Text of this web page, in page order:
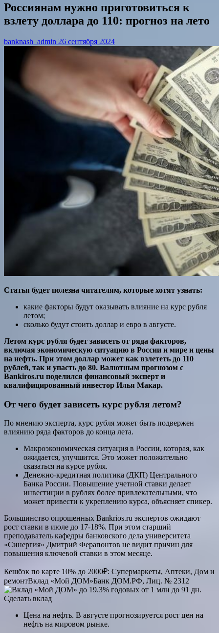
Россиянам нужно приготовиться к
взлету доллара до 110: прогноз на лето
banknash_admin 26 сентября 2024
Статья будет полезна читателям, которые хотят узнать:
какие факторы будут оказывать влияние на курс рубля
летом;
сколько будут стоить доллар и евро в августе.
Летом курс рубля будет зависеть от ряда факторов,
включая экономическую ситуацию в России и мире и цены
на нефть. При этом доллар может как взлететь до 110
рублей, так и упасть до 80. Валютным прогнозом с
Bankiros.ru поделился финансовый эксперт и
квалифицированный инвестор Илья Макар.
От чего будет зависеть курс рубля летом?
По мнению эксперта, курс рубля может быть подвержен
влиянию ряда факторов до конца лета.
Макроэкономическая ситуация в России, которая, как
ожидается, улучшится. Это может положительно
сказаться на курсе рубля.
Денежно-кредитная политика (ДКП) Центрального
Банка России. Повышение учетной ставки делает
инвестиции в рублях более привлекательными, что
может привести к укреплению курса, объясняет спикер.
Большинство опрошенных Bankrios.ru экспертов ожидают
рост ставки в июле до 17-18%. При этом старший
преподаватель кафедры банковского дела университета
«Синергия» Дмитрий Ферапонтов не видит причин для
повышения ключевой ставки в этом месяце.
Кешбэк по карте 10% до 2000₽: Супермаркеты, Аптеки, Дом и
ремонтВклад «Мой ДОМ»Банк ДОМ.РФ, Лиц. № 2312
до 19.3% годовых от 1 млн до 91 дн.
Сделать вклад
Цена на нефть. В августе прогнозируется рост цен на
нефть на мировом рынке.